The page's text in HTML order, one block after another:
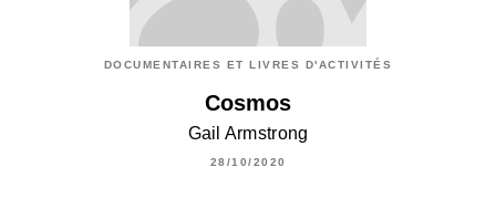
DOCUMENTAIRES ET LIVRES D'ACTIVITÉS
Cosmos
Gail Armstrong
28/10/2020